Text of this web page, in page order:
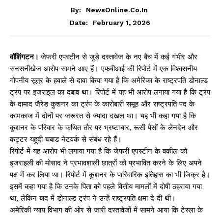
By:
NewsOnline.co.in
Date:
February 1, 2026
वॉशिंगटन।जेफरी एपस्टीन से जुड़े दस्तावेज के नए बैच में कई गंभीर और
सनसनीखेज आरोप सामने आए हैं। एफबीआई की रिपोर्ट में एक विश्वसनीय
गोपनीय सूत्र के हवाले से दावा किया गया है कि अमेरिका के राष्ट्रपति डोनाल्ड
ट्रंप पर इजराइल का दबाव था। रिपोर्ट में यह भी आरोप लगाया गया है कि ट्रंप
के दामाद जैरेड कुशनर का ट्रंप के कारोबारी समूह और राष्ट्रपति पद के
कामकाज में दोनों पर जरूरत से ज्यादा दखल था। यह भी कहा गया है कि
कुशनर के परिवार के कथित तौर पर भ्रष्टाचार, रूसी पैसों के लेनदेन और
कट्टर यहूदी चबाड नेटवर्क से संबंध रहे हैं।
रिपोर्ट में यह आरोप भी लगाया गया है कि जेफरी एपस्टीन के वकील को
इजराइली की मोसाद ने प्रभावशाली छात्रों को प्रभावित करने के लिए अपने
पक्ष में कर लिया था। रिपोर्ट में कुशनर के पारिवारिक इतिहास का भी जिक्र है।
इसमें कहा गया है कि उनके पिता को पहले वित्तीय मामलों में दोषी ठहराया गया
था, लेकिन बाद में डोनाल्ड ट्रंप ने उन्हें राष्ट्रपति क्षमा दे दी थी।
अमेरिकी न्याय विभाग की ओर से जारी दस्तावेजों में सामने आया कि टेस्ला के